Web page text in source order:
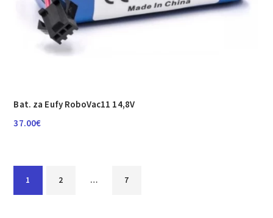
Bat. za Eufy RoboVac11 14,8V
37.00€
1 2 … 7